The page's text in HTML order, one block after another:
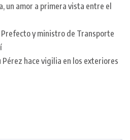
un amor a primera vista entre el
Prefecto y ministro de Transporte
Pérez hace vigilia en los exteriores